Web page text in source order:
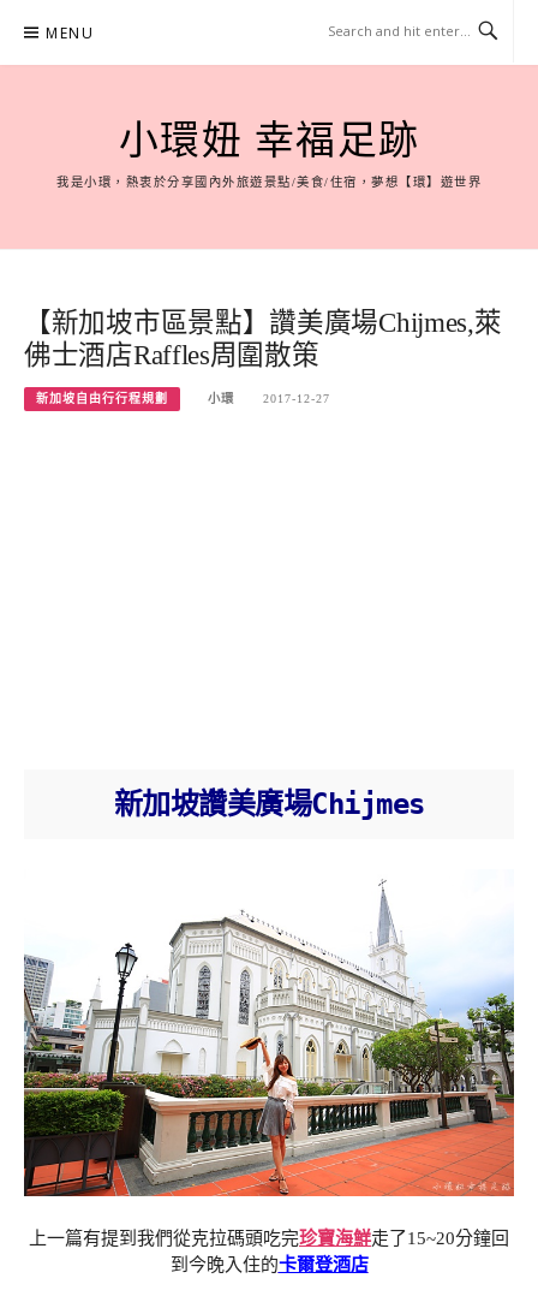
content
MENU
小環妞 幸福足跡
我是小環，熱衷於分享國內外旅遊景點/美食/住宿，夢想【環】遊世界
【新加坡市區景點】讚美廣場Chijmes,萊
佛士酒店Raffles周圍散策
新加坡自由行行程規劃 小環 2017-12-27
新加坡讚美廣場Chijmes
上一篇有提到我們從克拉碼頭吃完珍寶海鮮走了15~20分鐘回
到今晚入住的卡爾登酒店